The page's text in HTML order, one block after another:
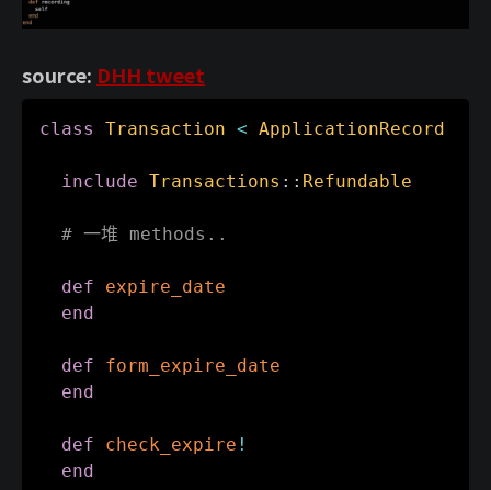
source: DHH tweet
class Transaction < ApplicationRecord
include Transactions : : Refundable
# 一堆 methods..
def
expire_date
end
def
form_expire_date
end
def check_expire !
end